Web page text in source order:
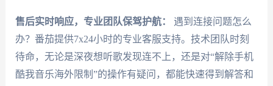
售后实时响应，专业团队保驾护航：
遇到连接问题怎么
办？番茄提供7x24小时的专业客服支持。技术团队时刻
待命，无论是深夜想听歌发现连不上，还是对“解除手机
酷我音乐海外限制”的操作有疑问，都能快速得到解答和